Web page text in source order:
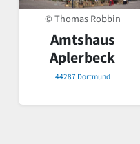
© Thomas Robbin
Amtshaus
Aplerbeck
44287 Dortmund